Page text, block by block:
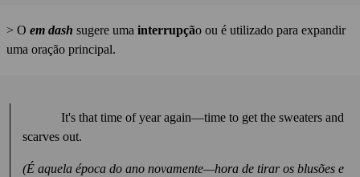
> O em dash sugere uma interrupção ou é utilizado para expandir
uma oração principal.
It's that time of year again—time to get the sweaters and
scarves out.
(É aquela época do ano novamente—hora de tirar os blusões e